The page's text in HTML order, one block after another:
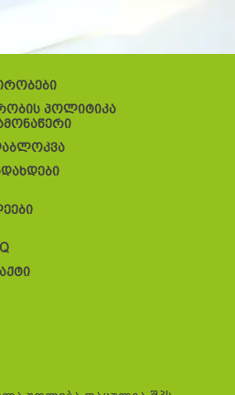
პოლიტიკა